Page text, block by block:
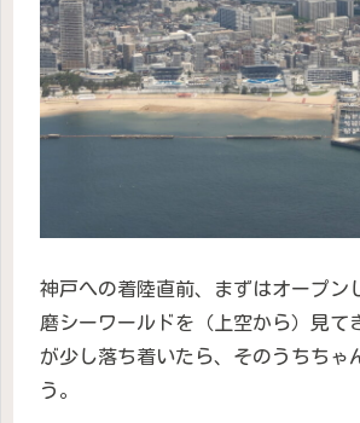
神戸への着陸直前、まずはオープン
磨シーワールドを（上空から）見て
が少し落ち着いたら、そのうちちゃ
う。